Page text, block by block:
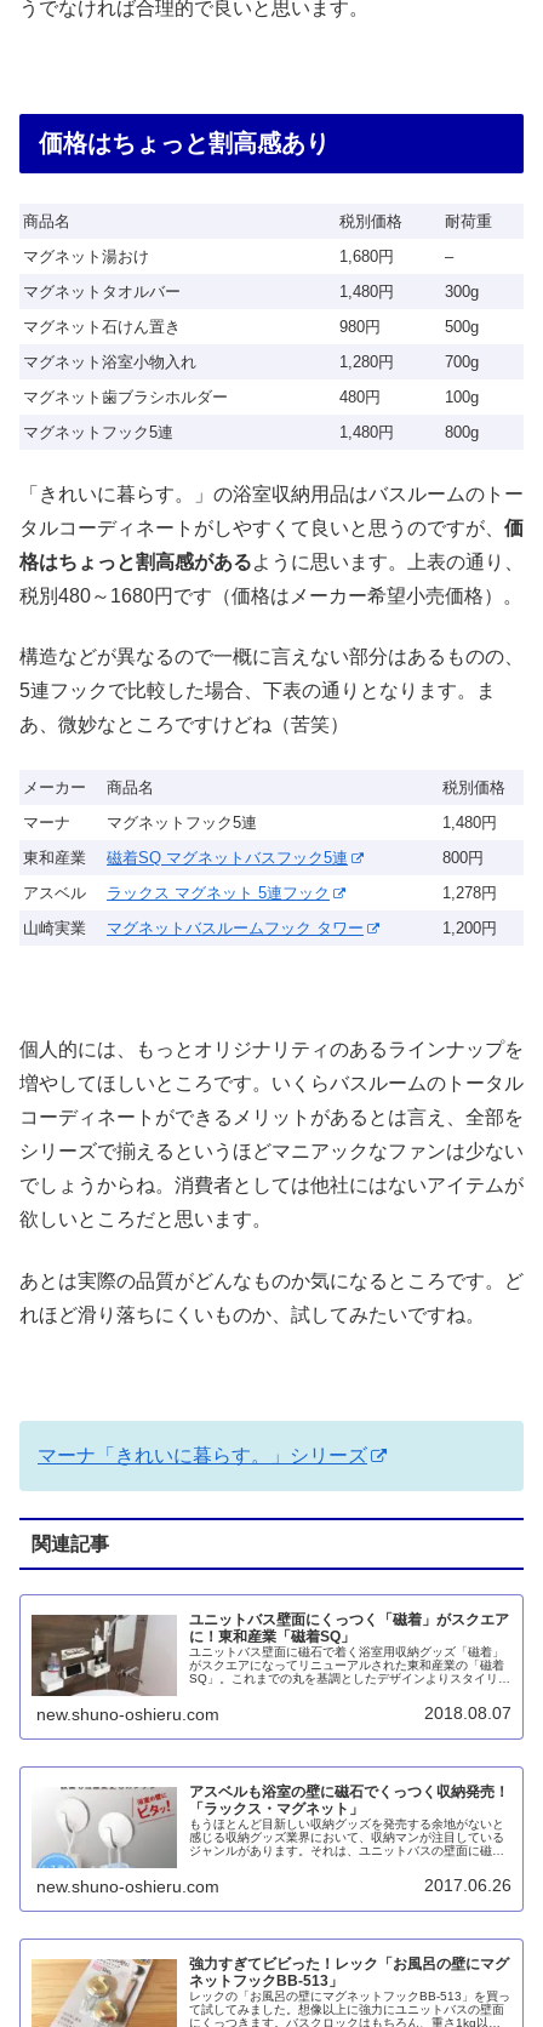
うでなければ合理的で良いと思います。
価格はちょっと割高感あり
商品名 税別価格
耐荷重
マグネット湯おけ
1,680円
–
マグネットタオルバー
1,480円
300g
マグネット石けん置き
980円
500g
マグネット浴室小物入れ
1,280円
700g
マグネット歯ブラシホルダー
480円
100g
マグネットフック5連
1,480円 800g
「きれいに暮らす。」の浴室収納用品はバスルームのトー
タルコーディネートがしやすくて良いと思うのですが、 価
格はちょっと割高感があるように思います。上表の通り、
税別480～1680円です（価格はメーカー希望小売価格）。
構造などが異なるので一概に言えない部分はあるものの、
5連フックで比較した場合、下表の通りとなります。ま
あ、微妙なところですけどね（苦笑）
メーカー 商品名
税別価格
マーナ
マグネットフック5連
1,480円
東和産業
磁着SQ マグネットバスフック5連
800円
アスベル
ラックス マグネット 5連フック
1,278円
山崎実業
マグネットバスルームフック タワー 1,200円
個人的には、もっとオリジナリティのあるラインナップを
増やしてほしいところです。いくらバスルームのトータル
コーディネートができるメリットがあるとは言え、全部を
シリーズで揃えるというほどマニアックなファンは少ない
でしょうからね。消費者としては他社にはないアイテムが
欲しいところだと思います。
あとは実際の品質がどんなものか気になるところです。ど
れほど滑り落ちにくいものか、試してみたいですね。
マーナ「きれいに暮らす。」シリーズ
関連記事
ユニットバス壁面にくっつく「磁着」がスクエア
に！東和産業「磁着SQ」
ユニットバス壁面に磁石で着く浴室用収納グッズ「磁着」
がスクエアになってリニューアルされた東和産業の「磁着
SQ」。これまでの丸を基調としたデザインよりスタイリッ
new.shuno-oshieru.com 2018.08.07
アスベルも浴室の壁に磁石でくっつく収納発売！
「ラックス・マグネット」
もうほとんど目新しい収納グッズを発売する余地がないと
感じる収納グッズ業界において、収納マンが注目している
ジャンルがあります。それは、ユニットバスの壁面に磁石
new.shuno-oshieru.com 2017.06.26
強力すぎてビビった！レック「お風呂の壁にマグ
ネットフックBB-513」
レックの「お風呂の壁にマグネットフックBB-513」を買っ
て試してみました。想像以上に強力にユニットバスの壁面
にくっつきます。バスクロックはもちろん、重さ1kg以上